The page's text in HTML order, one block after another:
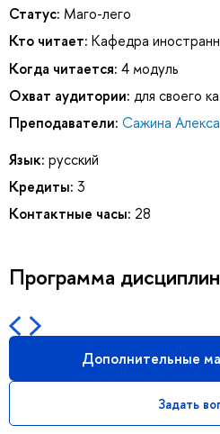
Статус: Маго-лего
Кто читает: Кафедра
Когда читается: 4 модуль
Охват аудитории: для своего
Преподаватели: Сажина
Язык: русский
Кредиты: 3
Контактные часы: 28
Программа
Дополнительные
Задать